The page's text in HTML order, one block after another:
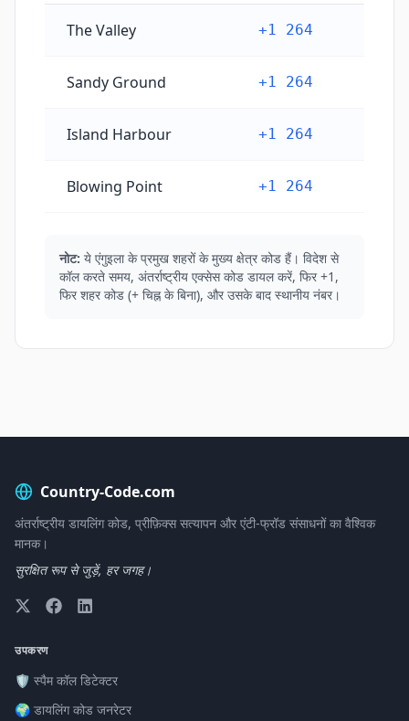
The Valley +1 264
Sandy Ground +1 264
Island Harbour +1 264
Blowing Point +1 264
नोट: ये एंगुइला के प्रमुख शहरों के मुख्य क्षेत्र कोड हैं। विदेश से
कॉल करते समय, अंतर्राष्ट्रीय एक्सेस कोड डायल करें, फिर +1,
फिर शहर कोड (+ चिह्न के बिना), और उसके बाद स्थानीय नंबर।
Country-Code.com
अंतर्राष्ट्रीय डायलिंग कोड, प्रीफ़िक्स सत्यापन और एंटी-फ्रॉड संसाधनों का वैश्विक
मानक।
सुरक्षित रूप से जुड़ें, हर जगह।
उपकरण
🛡️ स्पैम कॉल डिटेक्टर
🌍 डायलिंग कोड जनरेटर